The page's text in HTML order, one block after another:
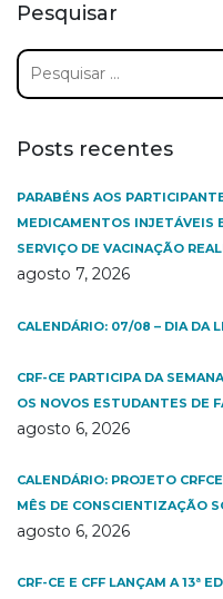
Pesquisar
Pesquisar
por:
Posts recentes
PARABÉNS AOS
MEDICAMENTOS INJETÁVEIS
SERVIÇO DE VACINAÇÃO
agosto 7, 2026
CALENDÁRIO: 07/08 – DIA DA
CRF-CE PARTICIPA DA
OS NOVOS ESTUDANTES DE
agosto 6, 2026
CALENDÁRIO: PROJETO
MÊS DE CONSCIENTIZAÇÃO
agosto 6, 2026
CRF-CE E CFF LANÇAM A 13ª